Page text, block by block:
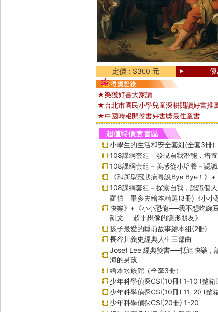
定價：$300 元
★榮獲好書大家讀
★台北市國民小學兒童深耕閱讀好書推
★中國時報開卷書好書獎最佳童書
小學生的生活和安全套組(全套3冊)
108課綱套組－發現自我潛能，培
108課綱套組－美感從小培養－認
《和新型冠狀病毒說Bye Bye！》
108課綱套組－探索自我，認識個
羅伯．畢多夫繪本精選(3冊)《小
快樂》+《小小恐龍──我不想吃豌
凱文──超乎想像的隱形朋友》
孩子最愛的睡前故事繪本組(2冊)
長谷川義史經典人生三部曲
Josef Lee 經典雙書──抵達快樂，
海的男孩
繪本水族館（全套3冊）
少年科學偵探CSI(10冊) 1-10 (整箱
少年科學偵探CSI(10冊) 11-20 (整
少年科學偵探CSI(20冊) 1-20